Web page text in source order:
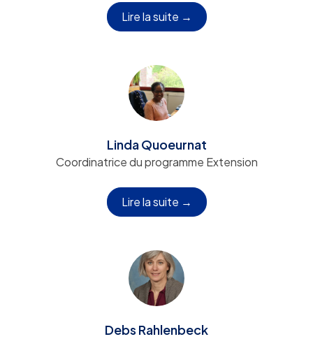
Lire la suite →
Linda Quoeurnat
Coordinatrice du programme Extension
Lire la suite →
Debs Rahlenbeck